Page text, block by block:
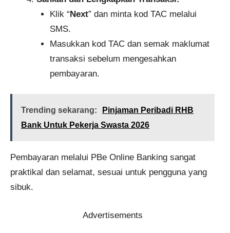
Klik “Next” dan minta kod TAC melalui
SMS.
Masukkan kod TAC dan semak maklumat
transaksi sebelum mengesahkan
pembayaran.
Trending sekarang:
Pinjaman Peribadi RHB
Bank Untuk Pekerja Swasta 2026
Pembayaran melalui PBe Online Banking sangat
praktikal dan selamat, sesuai untuk pengguna yang
sibuk.
Advertisements